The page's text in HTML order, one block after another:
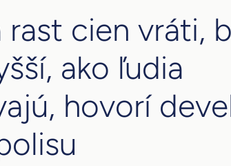
rast cien vráti,
ako ľudia
hovorí